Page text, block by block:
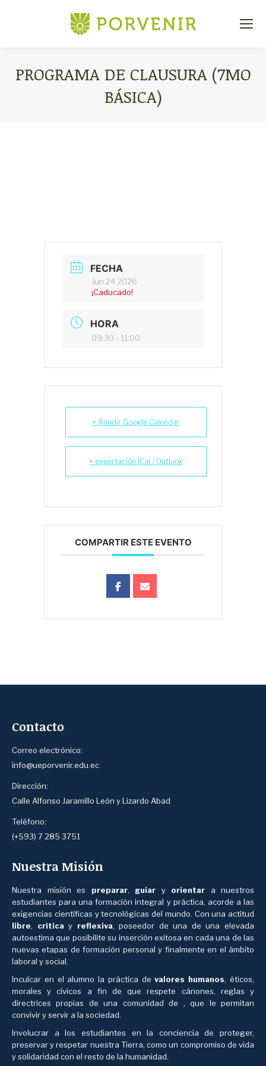
PROGRAMA DE CLAUSURA (7MO
BÁSICA)
FECHA
Jun 24 2026
¡Caducado!
HORA
09:30 - 11:00
+ Añadir Google Calendar
+ exportación iCal / Outlook
COMPARTIR ESTE EVENTO
Contacto
Correo electrónico:
info@ueporvenir.edu.ec
Dirección:
Calle Alfonso Jaramillo León y Lizardo Abad
Teléfono:
(+593) 7 285 3751
Nuestra Misión
Nuestra misión es preparar, guiar y orientar a nuestros
estudiantes para una formación integral y práctica, acorde a las
exigencias científicas y tecnológicas del mundo. Con una actitud
libre, crítica y reflexiva, poseedor de una de una elevada
autoestima que posibilite su inserción exitosa en cada una de las
nuevas etapas de formación personal y finalmente en el ámbito
laboral y social.
Inculcar en el alumno la práctica devalores humanos, éticos,
morales y cívicos a fin de que respete cánones, reglas y
directrices propias de una comunidad de , que le permitan
convivir y servir a la sociedad.
Involucrar a los estudiantes en la conciencia de proteger,
preservar y respetar nuestra Tierra, como un compromiso de vida
y solidaridad con el resto de la humanidad.